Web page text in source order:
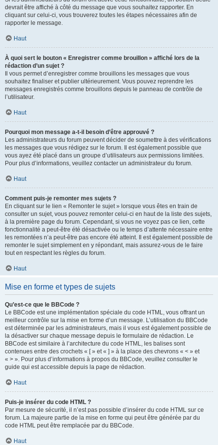
devrait être affiché à côté du message que vous souhaitez rapporter. En
cliquant sur celui-ci, vous trouverez toutes les étapes nécessaires afin de
rapporter le message.
Haut
À quoi sert le bouton « Enregistrer comme brouillon » affiché lors de la
rédaction d’un sujet ?
Il vous permet d’enregistrer comme brouillons les messages que vous
souhaitez finaliser et publier ultérieurement. Vous pouvez reprendre les
messages enregistrés comme brouillons depuis le panneau de contrôle de
l’utilisateur.
Haut
Pourquoi mon message a-t-il besoin d’être approuvé ?
Les administrateurs du forum peuvent décider de soumettre à des vérifications
les messages que vous rédigez sur le forum. Il est également possible que
vous ayez été placé dans un groupe d’utilisateurs aux permissions limitées.
Pour plus d’informations, veuillez contacter un administrateur du forum.
Haut
Comment puis-je remonter mes sujets ?
En cliquant sur le lien « Remonter le sujet » lorsque vous êtes en train de
consulter un sujet, vous pouvez remonter celui-ci en haut de la liste des sujets,
à la première page du forum. Cependant, si vous ne voyez pas ce lien, cette
fonctionnalité a peut-être été désactivée ou le temps d’attente nécessaire entre
les remontées n’a peut-être pas encore été atteint. Il est également possible de
remonter le sujet simplement en y répondant, mais assurez-vous de le faire
tout en respectant les règles du forum.
Haut
Mise en forme et types de sujets
Qu’est-ce que le BBCode ?
Le BBCode est une implémentation spéciale du code HTML, vous offrant un
meilleur contrôle sur la mise en forme d’un message. L’utilisation du BBCode
est déterminée par les administrateurs, mais il vous est également possible de
la désactiver sur chaque message depuis le formulaire de rédaction. Le
BBCode est similaire à l’architecture du code HTML, les balises sont
contenues entre des crochets « [ » et « ] » à la place des chevrons « < » et
« > ». Pour plus d’informations à propos du BBCode, veuillez consulter le
guide qui est accessible depuis la page de rédaction.
Haut
Puis-je insérer du code HTML ?
Par mesure de sécurité, il n’est pas possible d’insérer du code HTML sur ce
forum. La majeure partie de la mise en forme qui peut être générée par du
code HTML peut être remplacée par du BBCode.
Haut